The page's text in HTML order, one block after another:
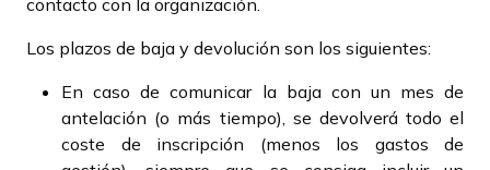
contacto con la organización.
Los plazos de baja y devolución son los siguientes:
En caso de comunicar la baja con un mes de
antelación (o más tiempo), se devolverá todo el
coste de inscripción (menos los gastos de